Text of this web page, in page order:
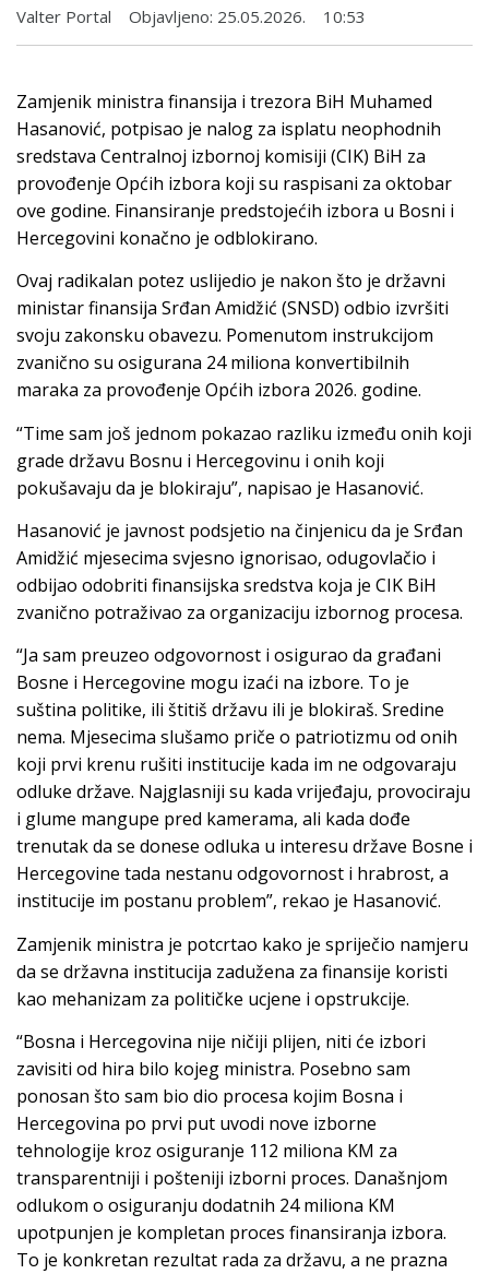
Valter Portal Objavljeno: 25.05.2026. 10:53
Zamjenik ministra finansija i trezora BiH Muhamed
Hasanović, potpisao je nalog za isplatu neophodnih
sredstava Centralnoj izbornoj komisiji (CIK) BiH za
provođenje Općih izbora koji su raspisani za oktobar
ove godine. Finansiranje predstojećih izbora u Bosni i
Hercegovini konačno je odblokirano.
Ovaj radikalan potez uslijedio je nakon što je državni
ministar finansija Srđan Amidžić (SNSD) odbio izvršiti
svoju zakonsku obavezu. Pomenutom instrukcijom
zvanično su osigurana 24 miliona konvertibilnih
maraka za provođenje Općih izbora 2026. godine.
“Time sam još jednom pokazao razliku između onih koji
grade državu Bosnu i Hercegovinu i onih koji
pokušavaju da je blokiraju”, napisao je Hasanović.
Hasanović je javnost podsjetio na činjenicu da je Srđan
Amidžić mjesecima svjesno ignorisao, odugovlačio i
odbijao odobriti finansijska sredstva koja je CIK BiH
zvanično potraživao za organizaciju izbornog procesa.
“Ja sam preuzeo odgovornost i osigurao da građani
Bosne i Hercegovine mogu izaći na izbore. To je
suština politike, ili štitiš državu ili je blokiraš. Sredine
nema. Mjesecima slušamo priče o patriotizmu od onih
koji prvi krenu rušiti institucije kada im ne odgovaraju
odluke države. Najglasniji su kada vrijeđaju, provociraju
i glume mangupe pred kamerama, ali kada dođe
trenutak da se donese odluka u interesu države Bosne i
Hercegovine tada nestanu odgovornost i hrabrost, a
institucije im postanu problem”, rekao je Hasanović.
Zamjenik ministra je potcrtao kako je spriječio namjeru
da se državna institucija zadužena za finansije koristi
kao mehanizam za političke ucjene i opstrukcije.
“Bosna i Hercegovina nije ničiji plijen, niti će izbori
zavisiti od hira bilo kojeg ministra. Posebno sam
ponosan što sam bio dio procesa kojim Bosna i
Hercegovina po prvi put uvodi nove izborne
tehnologije kroz osiguranje 112 miliona KM za
transparentniji i pošteniji izborni proces. Današnjom
odlukom o osiguranju dodatnih 24 miliona KM
upotpunjen je kompletan proces finansiranja izbora.
To je konkretan rezultat rada za državu, a ne prazna